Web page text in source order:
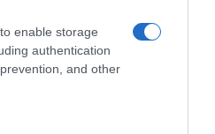
enable storage
authentication
and other